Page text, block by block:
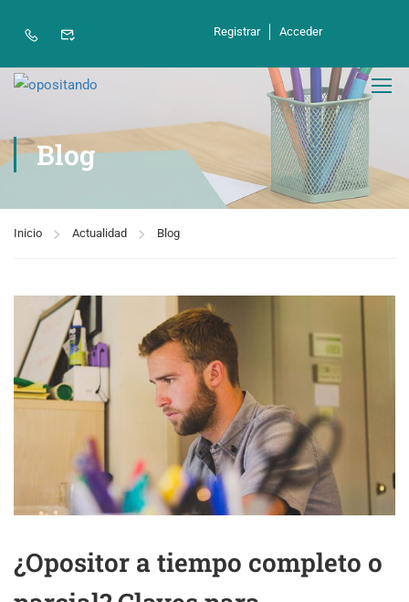
Registrar Acceder
Blog
Inicio Actualidad Blog
¿Opositor a tiempo completo o